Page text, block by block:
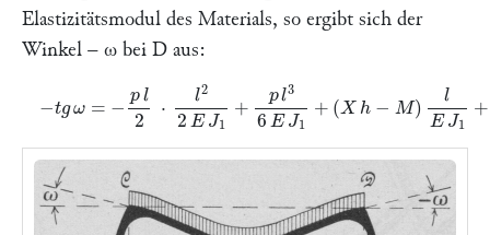
Elastizitätsmodul des Materials, so ergibt sich der
Winkel – ω bei D aus:
l2 EJ1 1+(